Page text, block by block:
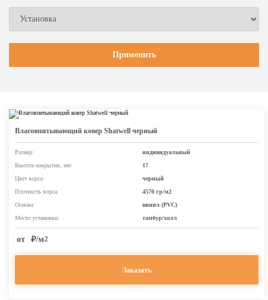
Влаговпитывающий ковер Shatwell черный
Размер:
индивидуальный
Высота покрытия, мм:
17
Цвет ворса:
черный
Плотность ворса:
4570 гр/м2
Основа:
винил (PVC)
Место установки:
тамбур/холл
от ₽/м2
Заказать